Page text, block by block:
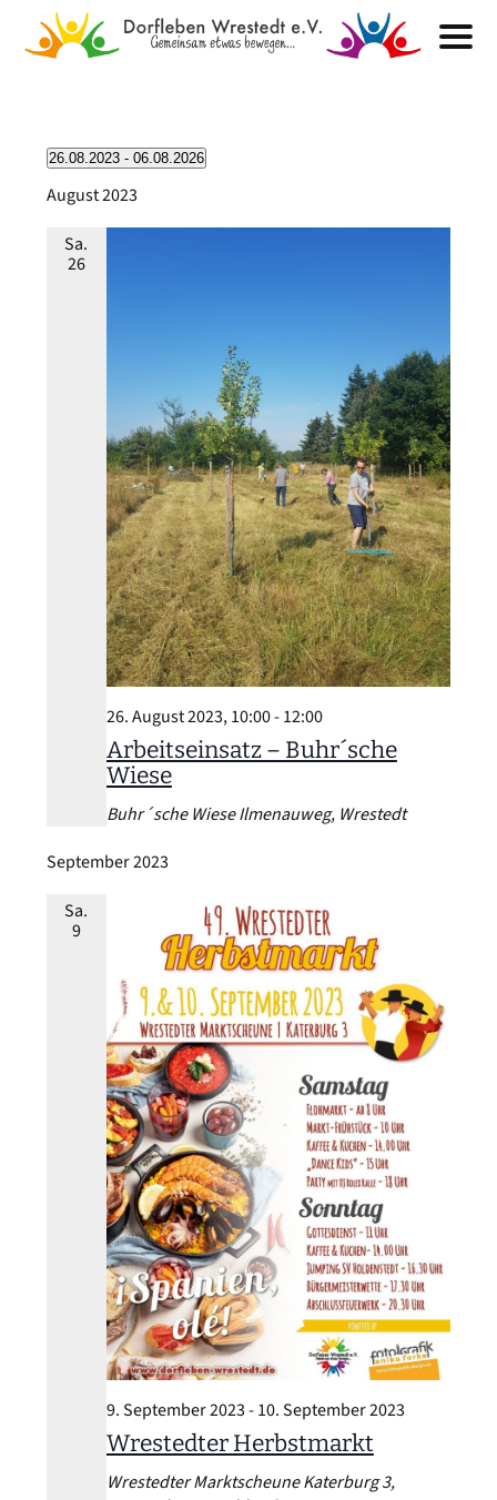
Veranstaltungen
26.08.2023 - 06.08.2026
wählen.
August 2023
Sa.
26
Arbeitseinsatz – Buhr´sche
Wiese
26. August 2023, 10:00-12:00
Buhr´sche WieseIlmenauweg, Wrestedt
September 2023
Sa.
9
Wrestedter Herbstmarkt
9. September 2023-10. September 2023
Wrestedter MarktscheuneKaterburg 3,